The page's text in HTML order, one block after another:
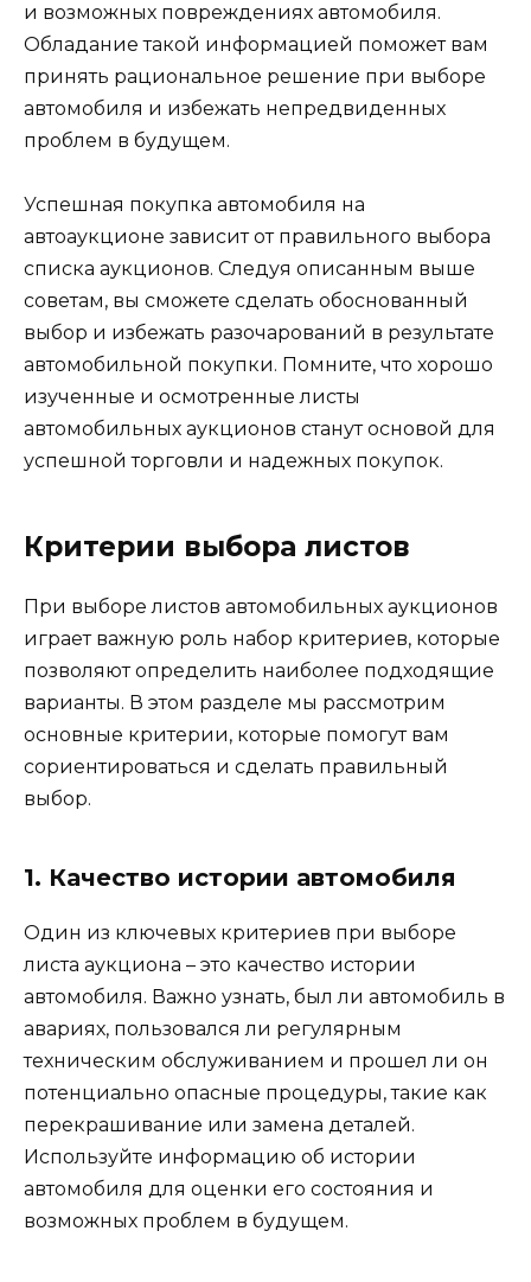
и возможных повреждениях автомобиля.
Обладание такой информацией поможет вам
принять рациональное решение при выборе
автомобиля и избежать непредвиденных
проблем в будущем.
Успешная покупка автомобиля на
автоаукционе зависит от правильного выбора
списка аукционов. Следуя описанным выше
советам, вы сможете сделать обоснованный
выбор и избежать разочарований в результате
автомобильной покупки. Помните, что хорошо
изученные и осмотренные листы
автомобильных аукционов станут основой для
успешной торговли и надежных покупок.
Критерии выбора листов
При выборе листов автомобильных аукционов
играет важную роль набор критериев, которые
позволяют определить наиболее подходящие
варианты. В этом разделе мы рассмотрим
основные критерии, которые помогут вам
сориентироваться и сделать правильный
выбор.
1. Качество истории автомобиля
Один из ключевых критериев при выборе
листа аукциона – это качество истории
автомобиля. Важно узнать, был ли автомобиль в
авариях, пользовался ли регулярным
техническим обслуживанием и прошел ли он
потенциально опасные процедуры, такие как
перекрашивание или замена деталей.
Используйте информацию об истории
автомобиля для оценки его состояния и
возможных проблем в будущем.